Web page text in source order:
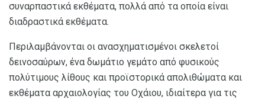
συναρπαστικά εκθέματα, πολλά από τα οποία είναι
διαδραστικά εκθέματα.
Περιλαμβάνονται οι ανασχηματισμένοι σκελετοί
δεινοσαύρων, ένα δωμάτιο γεμάτο από φυσικούς
πολύτιμους λίθους και προϊστορικά απολιθώματα και
εκθέματα αρχαιολογίας του Οχάιου, ιδιαίτερα για τις